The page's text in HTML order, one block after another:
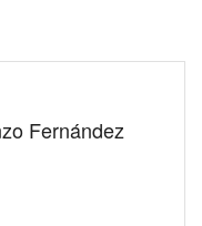
Fernández